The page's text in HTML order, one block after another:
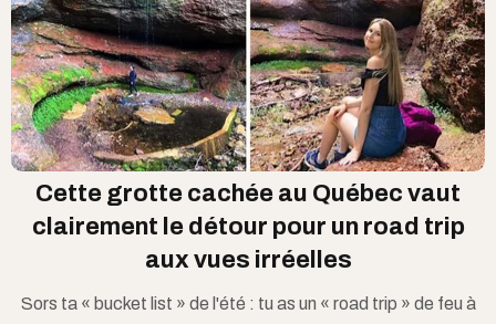
Cette grotte cachée au Québec vaut
clairement le détour pour un road trip
aux vues irréelles
Sors ta « bucket list » de l'été : tu as un « road trip » de feu à